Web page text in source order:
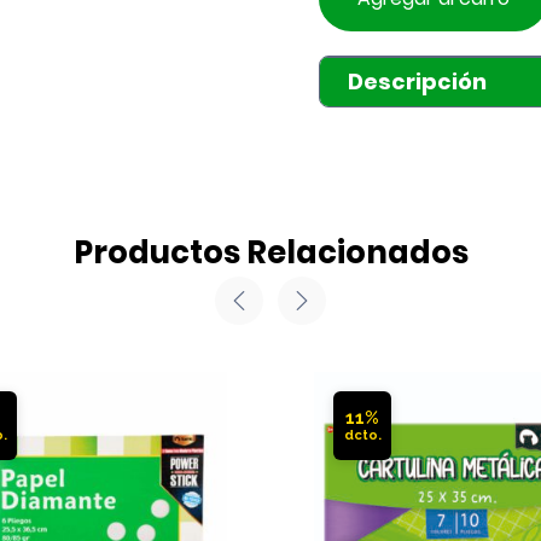
Descripción
Productos Relacionados
11%